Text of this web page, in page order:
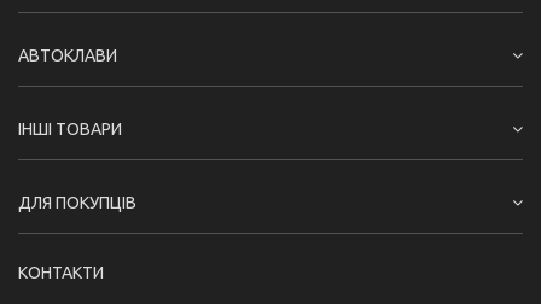
АВТОКЛАВИ
ІНШІ ТОВАРИ
ДЛЯ ПОКУПЦІВ
КОНТАКТИ